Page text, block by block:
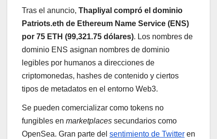
Tras el anuncio, Thapliyal compró el dominio
Patriots.eth de Ethereum Name Service (ENS)
por 75 ETH (99,321.75 dólares). Los nombres de
dominio ENS asignan nombres de dominio
legibles por humanos a direcciones de
criptomonedas, hashes de contenido y ciertos
tipos de metadatos en el entorno Web3.
Se pueden comercializar como tokens no
fungibles en marketplaces secundarios como
OpenSea. Gran parte del sentimiento de Twitter en